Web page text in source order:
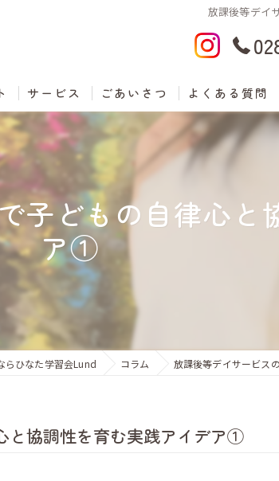
放課後等デイ
サービス ごあいさつ よくある質問
子どもの自律心と
ア①
らひなた学習会Lund コラム 放課後等デイサービス
と協調性を育む実践アイデア①